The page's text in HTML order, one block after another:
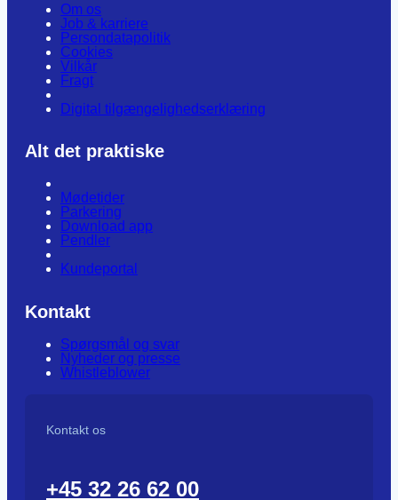
Om os
Job & karriere
Persondatapolitik
Cookies
Vilkår
Fragt
Digital tilgængelighedserklæring
Alt det praktiske
Mødetider
Parkering
Download app
Pendler
Kundeportal
Kontakt
Spørgsmål og svar
Nyheder og presse
Whistleblower
Kontakt os
+45 32 26 62 00